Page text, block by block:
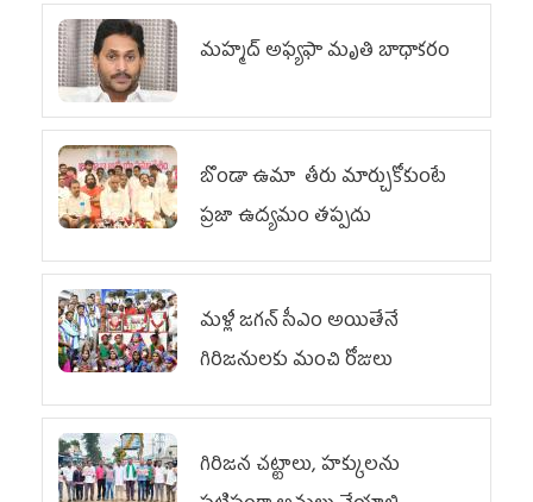
మహ్మద్‌ అఫ్యఫా మృతి బాధాకరం
బొండా ఉమా తీరు మార్చుకోకుంటే
ప్రజా ఉద్యమం తప్పదు
మళ్లీ జగన్ సీఎం అయితేనే
గిరిజనులకు మంచి రోజులు
గిరిజన చట్టాలు, హక్కులను